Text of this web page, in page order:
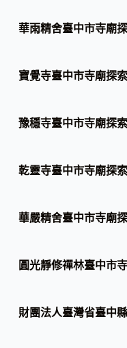
華雨精舍臺中市寺廟
寶覺寺臺中市寺廟探索
豫穩寺臺中市寺廟探索
乾靈寺臺中市寺廟探索
華嚴精舍臺中市寺廟
圓光靜修禪林臺中市
財團法人臺灣省臺中